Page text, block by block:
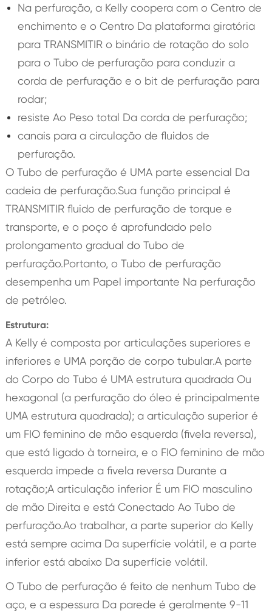
Na perfuração, a Kelly coopera com o Centro de
enchimento e o Centro Da plataforma giratória
para TRANSMITIR o binário de rotação do solo
para o Tubo de perfuração para conduzir a
corda de perfuração e o bit de perfuração para
rodar;
resiste Ao Peso total Da corda de perfuração;
canais para a circulação de fluidos de
perfuração.
O Tubo de perfuração é UMA parte essencial Da
cadeia de perfuração.Sua função principal é
TRANSMITIR fluido de perfuração de torque e
transporte, e o poço é aprofundado pelo
prolongamento gradual do Tubo de
perfuração.Portanto, o Tubo de perfuração
desempenha um Papel importante Na perfuração
de petróleo.
Estrutura:
A Kelly é composta por articulações superiores e
inferiores e UMA porção de corpo tubular.A parte
do Corpo do Tubo é UMA estrutura quadrada Ou
hexagonal (a perfuração do óleo é principalmente
UMA estrutura quadrada); a articulação superior é
um FIO feminino de mão esquerda (fivela reversa),
que está ligado à torneira, e o FIO feminino de mão
esquerda impede a fivela reversa Durante a
rotação;A articulação inferior É um FIO masculino
de mão Direita e está Conectado Ao Tubo de
perfuração.Ao trabalhar, a parte superior do Kelly
está sempre acima Da superfície volátil, e a parte
inferior está abaixo Da superfície volátil.
O Tubo de perfuração é feito de nenhum Tubo de
aço, e a espessura Da parede é geralmente 9-11